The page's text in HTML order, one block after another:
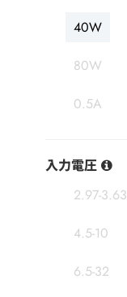
40W
80W
0.5A
入力電圧
2.97-3.63
4.5-10
6.5-32